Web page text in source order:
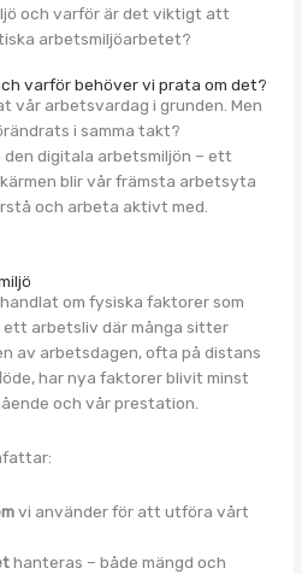
och varför är det viktigt att
arbetsmiljöarbetet?
varför behöver vi prata om det?
vår arbetsvardag i grunden. Men
i samma takt?
digitala arbetsmiljön – ett
blir vår främsta arbetsyta
och arbeta aktivt med.
om fysiska faktorer som
ett arbetsliv där många sitter
av arbetsdagen, ofta på distans
har nya faktorer blivit minst
och vår prestation.
vi använder för att utföra vårt
hanteras – både mängd och